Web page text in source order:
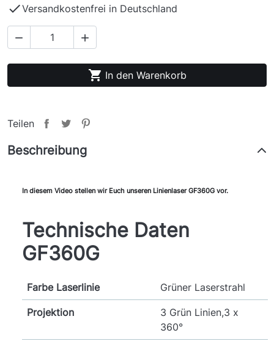
Versandkostenfrei in Deutschland
 
 In den Warenkorb
Teilen
Beschreibung
In diesem Video stellen wir Euch unseren Linienlaser GF360G vor.
Technische Daten
GF360G
Farbe Laserlinie Grüner Laserstrahl
Projektion
3 Grün Linien,3 x
360°